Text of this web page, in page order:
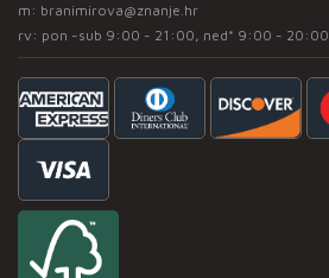
m: branimirova@znanje.hr
rv: pon -sub 9:00 - 21:00, ned* 9:00 - 20:00